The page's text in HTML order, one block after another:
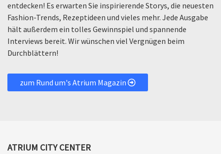
entdecken! Es erwarten Sie inspirierende Storys, die neuesten
Fashion-Trends, Rezeptideen und vieles mehr. Jede Ausgabe
hält außerdem ein tolles Gewinnspiel und spannende
Interviews bereit. Wir wünschen viel Vergnügen beim
Durchblättern!
zum Rund um's Atrium Magazin
ATRIUM CITY CENTER